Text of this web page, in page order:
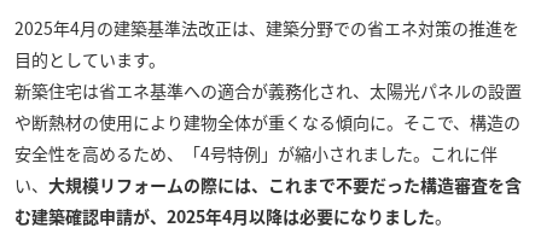
2025年4月の建築基準法改正は、建築分野での省エネ対策の推進を
目的としています。
新築住宅は省エネ基準への適合が義務化され、太陽光パネルの設置
や断熱材の使用により建物全体が重くなる傾向に。そこで、構造の
安全性を高めるため、「4号特例」が縮小されました。これに伴
い、 大規模リフォームの際には、これまで不要だった構造審査を含
む建築確認申請が、2025年4月以降は必要になりました。